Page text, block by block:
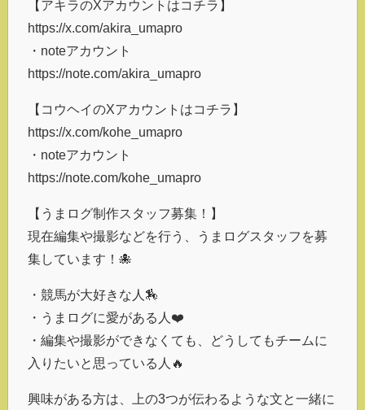
【アキラのXアカウントはコチラ】
https://x.com/akira_umapro
・noteアカウント
https://note.com/akira_umapro
【コウヘイのXアカウントはコチラ】
https://x.com/kohe_umapro
・noteアカウント
https://note.com/kohe_umapro
【うまログ制作スタッフ募集！】
現在編集や撮影などを行う、うまログスタッフを募
集しています！🐙
・競馬が大好きな人🏇
・うまログに愛がある人❤️
・編集や撮影ができなくても、どうしてもチームに
入りたいと思っている人🔥
興味がある方は、上の3つが伝わるような文と一緒に